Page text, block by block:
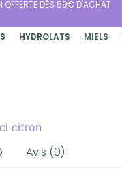
OFFERTE DÈS 59€ D'ACHAT
HYDROLATS MIELS
Avis (0)